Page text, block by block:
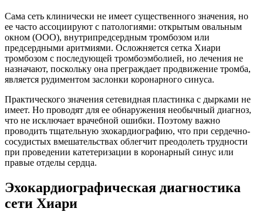
Сама сеть клинически не имеет существенного значения, но
ее часто ассоциируют с патологиями: открытым овальным
окном (ООО), внутрипредсердным тромбозом или
предсердными аритмиями. Осложняется сетка Хиари
тромбозом с последующей тромбоэмболией, но лечения не
назначают, поскольку она преграждает продвижение тромба,
является рудиментом заслонки коронарного синуса.
Практического значения сетевидная пластинка с дырками не
имеет. Но проводят для ее обнаружения необычный диагноз,
что не исключает врачебной ошибки. Поэтому важно
проводить тщательную эхокардиографию, что при сердечно-
сосудистых вмешательствах облегчит преодолеть трудности
при проведении катетеризации в коронарный синус или
правые отделы сердца.
Эхокардиографическая диагностика
сети Хиари